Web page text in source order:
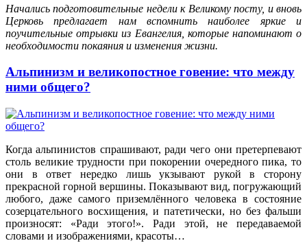
Начались подготовительные недели к Великому посту, и вновь
Церковь предлагает нам вспомнить наиболее яркие и
поучительные отрывки из Евангелия, которые напоминают о
необходимости покаяния и изменения жизни.
Альпинизм и великопостное говение: что между
ними общего?
Когда альпинистов спрашивают, ради чего они претерпевают
столь великие трудности при покорении очередного пика, то
они в ответ нередко лишь укзывают рукой в сторону
прекрасной горной вершины. Показывают вид, погружающий
любого, даже самого приземлённого человека в состояние
созерцательного восхищения, и патетически, но без фальши
произносят: «Ради этого!». Ради этой, не передаваемой
словами и изображениями, красоты…